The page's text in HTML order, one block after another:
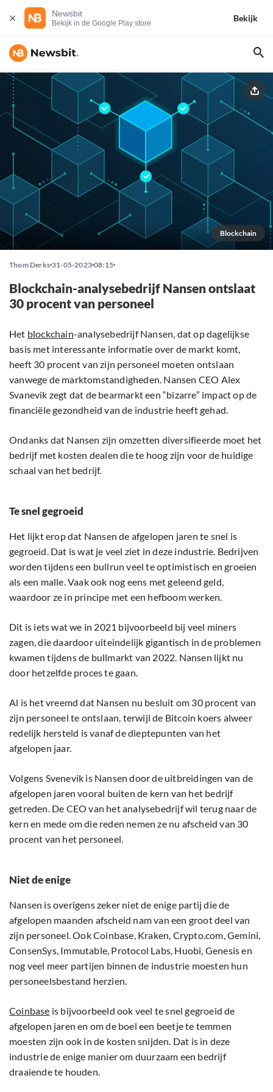
Newsbit
Bekijk in de Google Play store
Bekijk
Blockchain
Thom Derks 31-05-2023 08:15
Blockchain-analysebedrijf Nansen ontslaat
30 procent van personeel
Het blockchain-analysebedrijf Nansen, dat op dagelijkse
basis met interessante informatie over de markt komt,
heeft 30 procent van zijn personeel moeten ontslaan
vanwege de marktomstandigheden. Nansen CEO Alex
Svanevik zegt dat de bearmarkt een “bizarre” impact op de
financiële gezondheid van de industrie heeft gehad.
Ondanks dat Nansen zijn omzetten diversifieerde moet het
bedrijf met kosten dealen die te hoog zijn voor de huidige
schaal van het bedrijf.
Te snel gegroeid
Het lijkt erop dat Nansen de afgelopen jaren te snel is
gegroeid. Dat is wat je veel ziet in deze industrie. Bedrijven
worden tijdens een bullrun veel te optimistisch en groeien
als een malle. Vaak ook nog eens met geleend geld,
waardoor ze in principe met een hefboom werken.
Dit is iets wat we in 2021 bijvoorbeeld bij veel miners
zagen, die daardoor uiteindelijk gigantisch in de problemen
kwamen tijdens de bullmarkt van 2022. Nansen lijkt nu
door hetzelfde proces te gaan.
Al is het vreemd dat Nansen nu besluit om 30 procent van
zijn personeel te ontslaan, terwijl de Bitcoin koers alweer
redelijk hersteld is vanaf de dieptepunten van het
afgelopen jaar.
Volgens Svenevik is Nansen door de uitbreidingen van de
afgelopen jaren vooral buiten de kern van het bedrijf
getreden. De CEO van het analysebedrijf wil terug naar de
kern en mede om die reden nemen ze nu afscheid van 30
procent van het personeel.
Niet de enige
Nansen is overigens zeker niet de enige partij die de
afgelopen maanden afscheid nam van een groot deel van
zijn personeel. Ook Coinbase, Kraken, Crypto.com, Gemini,
ConsenSys, Immutable, Protocol Labs, Huobi, Genesis en
nog veel meer partijen binnen de industrie moesten hun
personeelsbestand herzien.
Coinbase is bijvoorbeeld ook veel te snel gegroeid de
afgelopen jaren en om de boel een beetje te temmen
moesten zijn ook in de kosten snijden. Dat is in deze
industrie de enige manier om duurzaam een bedrijf
draaiende te houden.